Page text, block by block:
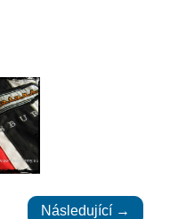
Následující →